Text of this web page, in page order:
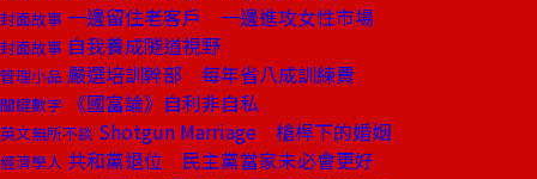
封面故事 一邊留住老客戶 一邊進攻女性市場
封面故事 自我養成隧道視野
管理小品 嚴選培訓幹部 每年省八成訓練費
關鍵數字 《國富論》自利非自私
英文無所不談 Shotgun Marriage 槍桿下的婚姻
經濟學人 共和黨退位 民主黨當家未必會更好